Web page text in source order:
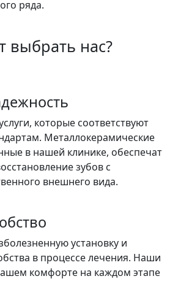
ряда.
выбрать нас?
которые соответствуют
Металлокерамические
в нашей клинике, обеспечат
зубов с
внешнего вида.
установку и
в процессе лечения. Наши
комфорте на каждом этапе